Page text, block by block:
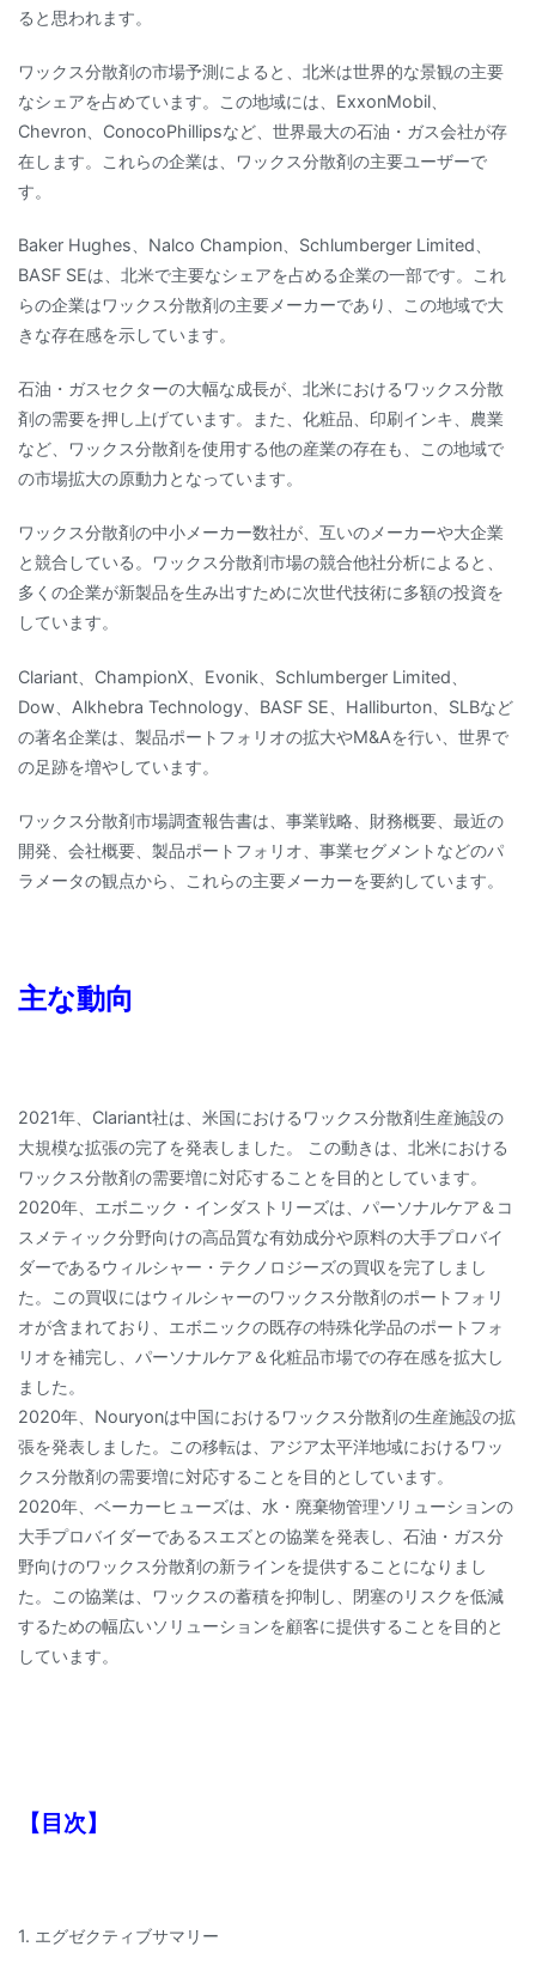
ると思われます。
ワックス分散剤の市場予測によると、北米は世界的な景観の主要
なシェアを占めています。この地域には、ExxonMobil、
Chevron、ConocoPhillipsなど、世界最大の石油・ガス会社が存
在します。これらの企業は、ワックス分散剤の主要ユーザーで
す。
Baker Hughes、Nalco Champion、Schlumberger Limited、
BASF SEは、北米で主要なシェアを占める企業の一部です。これ
らの企業はワックス分散剤の主要メーカーであり、この地域で大
きな存在感を示しています。
石油・ガスセクターの大幅な成長が、北米におけるワックス分散
剤の需要を押し上げています。また、化粧品、印刷インキ、農業
など、ワックス分散剤を使用する他の産業の存在も、この地域で
の市場拡大の原動力となっています。
ワックス分散剤の中小メーカー数社が、互いのメーカーや大企業
と競合している。ワックス分散剤市場の競合他社分析によると、
多くの企業が新製品を生み出すために次世代技術に多額の投資を
しています。
Clariant、ChampionX、Evonik、Schlumberger Limited、
Dow、Alkhebra Technology、BASF SE、Halliburton、SLBなど
の著名企業は、製品ポートフォリオの拡大やM&Aを行い、世界で
の足跡を増やしています。
ワックス分散剤市場調査報告書は、事業戦略、財務概要、最近の
開発、会社概要、製品ポートフォリオ、事業セグメントなどのパ
ラメータの観点から、これらの主要メーカーを要約しています。
主な動向
2021年、Clariant社は、米国におけるワックス分散剤生産施設の
大規模な拡張の完了を発表しました。 この動きは、北米における
ワックス分散剤の需要増に対応することを目的としています。
2020年、エボニック・インダストリーズは、パーソナルケア＆コ
スメティック分野向けの高品質な有効成分や原料の大手プロバイ
ダーであるウィルシャー・テクノロジーズの買収を完了しまし
た。この買収にはウィルシャーのワックス分散剤のポートフォリ
オが含まれており、エボニックの既存の特殊化学品のポートフォ
リオを補完し、パーソナルケア＆化粧品市場での存在感を拡大し
ました。
2020年、Nouryonは中国におけるワックス分散剤の生産施設の拡
張を発表しました。この移転は、アジア太平洋地域におけるワッ
クス分散剤の需要増に対応することを目的としています。
2020年、ベーカーヒューズは、水・廃棄物管理ソリューションの
大手プロバイダーであるスエズとの協業を発表し、石油・ガス分
野向けのワックス分散剤の新ラインを提供することになりまし
た。この協業は、ワックスの蓄積を抑制し、閉塞のリスクを低減
するための幅広いソリューションを顧客に提供することを目的と
しています。
【目次】
1. エグゼクティブサマリー